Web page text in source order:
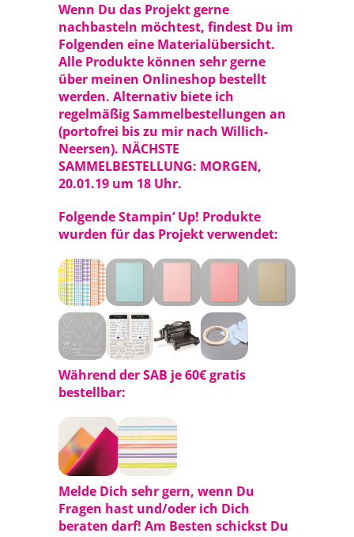
Wenn Du das Projekt gerne
nachbasteln möchtest, findest Du im
Folgenden eine Materialübersicht.
Alle Produkte können sehr gerne
über meinen Onlineshop bestellt
werden. Alternativ biete ich
regelmäßig Sammelbestellungen an
(portofrei bis zu mir nach Willich-
Neersen). NÄCHSTE
SAMMELBESTELLUNG: MORGEN,
20.01.19 um 18 Uhr.
Folgende Stampin‘ Up! Produkte
wurden für das Projekt verwendet:
Während der SAB je 60€ gratis
bestellbar:
Melde Dich sehr gern, wenn Du
Fragen hast und/oder ich Dich
beraten darf! Am Besten schickst Du